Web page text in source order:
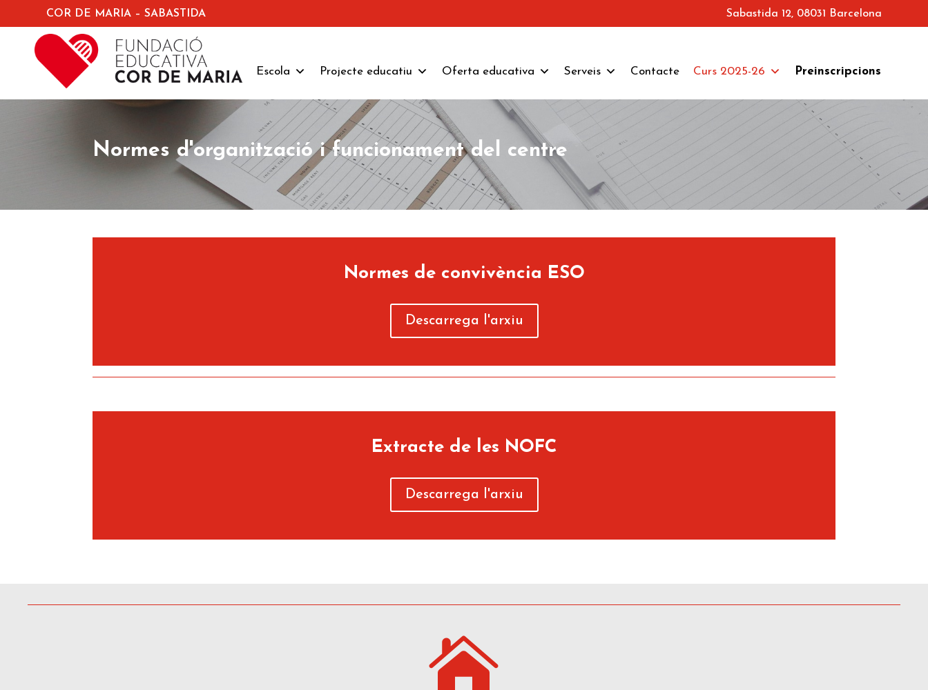
COR DE MARIA – SABASTIDA Sabastida 12, 08031 Barcelona
Escola Projecte educatiu Oferta educativa Serveis Contacte Curs 2025-26 Preinscripcions
Normes d'organització i funcionament del centre
Normes de convivència ESO
Descarrega l'arxiu
Extracte de les NOFC
Descarrega l'arxiu
